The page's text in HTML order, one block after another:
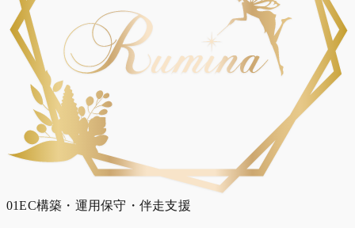
01EC構築・運用保守・伴走支援